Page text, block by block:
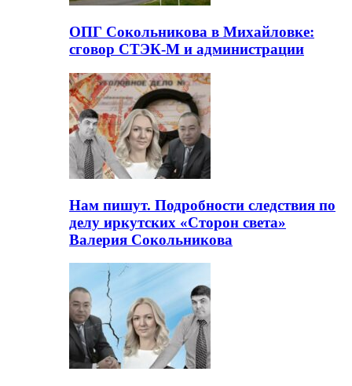
ОПГ Сокольникова в Михайловке:
сговор СТЭК-М и администрации
Нам пишут. Подробности следствия по
делу иркутских «Сторон света»
Валерия Сокольникова